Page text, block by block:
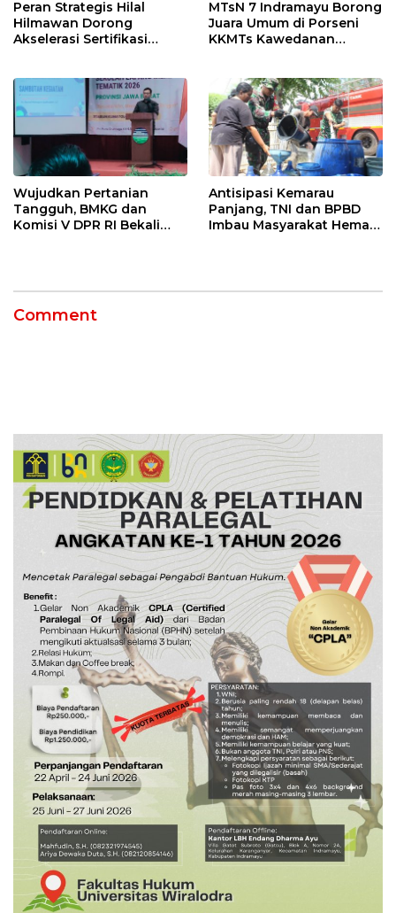
Peran Strategis Hilal
Hilmawan Dorong
Akselerasi Sertifikasi
Indramayu
MTsN 7 Indramayu Borong
Juara Umum di Porseni
KKMTs Kawedanan
Wujudkan Pertanian
Tangguh, BMKG dan
Komisi V DPR RI Bekali
Antisipasi Kemarau
Panjang, TNI dan BPBD
Imbau Masyarakat Hemat
Comment